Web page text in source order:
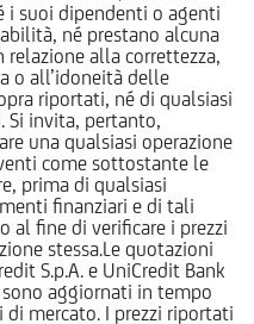
i suoi dipendenti o agenti
né prestano alcuna
alla correttezza,
o all’idoneità delle
riportati, né di qualsiasi
Si invita, pertanto,
una qualsiasi operazione
come sottostante le
prima di qualsiasi
finanziari e di tali
al fine di verificare i prezzi
stessa.Le quotazioni
S.p.A. e UniCredit Bank
aggiornati in tempo
mercato. I prezzi riportati